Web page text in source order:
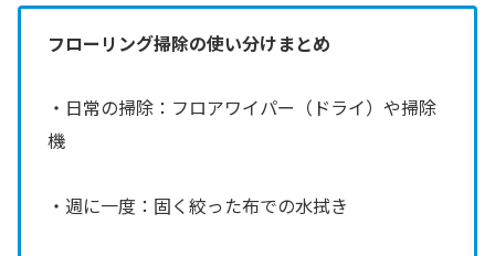
フローリング掃除の使い分けまとめ
・日常の掃除：フロアワイパー（ドライ）や掃除
機
・週に一度：固く絞った布での水拭き